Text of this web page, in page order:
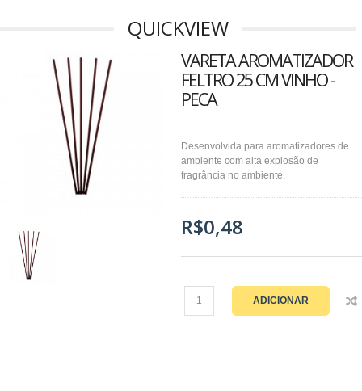
QUICKVIEW
VARETA AROMATIZADOR
FELTRO 25 CM VINHO -
PECA
Desenvolvida para aromatizadores de
ambiente com alta explosão de
fragrância no ambiente.
R$0,48
ADICIONAR